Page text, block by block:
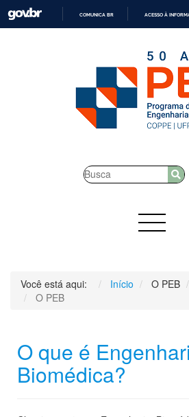
O
CONTEÚDO
COMUNICA BR ACESSO À
Você está aqui: Início O PEB
O PEB
O que é
Biomédica?